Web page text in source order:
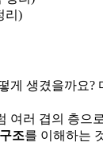
리)
게 생겼을까요
여러 겹의 층으
조를 이해하는